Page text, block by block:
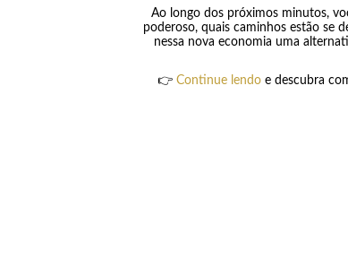
Ao longo dos próximos minutos,
poderoso, quais caminhos estão se
nessa nova economia uma
👉Continue lendo e descubra